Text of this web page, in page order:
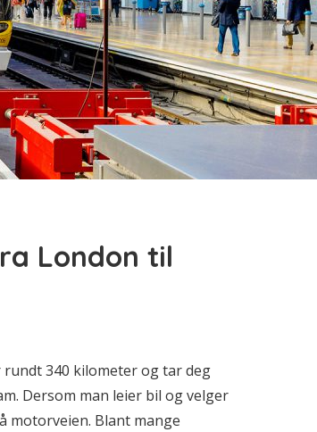
London til
340 kilometer og tar deg
Dersom man leier bil og velger
motorveien. Blant mange